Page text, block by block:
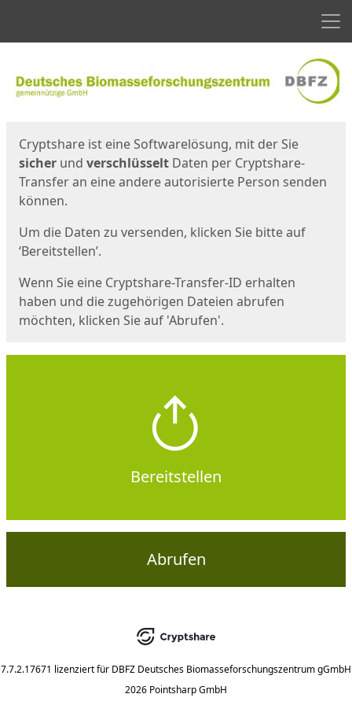
Cryptshare ist eine Softwarelösung, mit der Sie
sicher und verschlüsselt Daten per Cryptshare-
Transfer an eine andere autorisierte Person senden
können.
Um die Daten zu versenden, klicken Sie bitte auf
‘Bereitstellen’.
Wenn Sie eine Cryptshare-Transfer-ID erhalten
haben und die zugehörigen Dateien abrufen
möchten, klicken Sie auf 'Abrufen'.
Bereitstellen
Abrufen
7.7.2.17671 lizenziert für DBFZ Deutsches Biomasseforschungszentrum gGmbH
2026 Pointsharp GmbH